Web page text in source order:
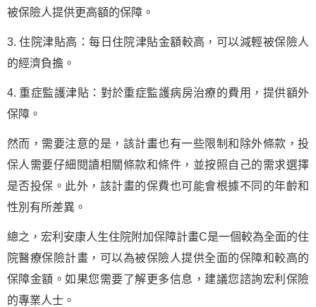
被保險人提供更高額的保障。
3. 住院津貼高：每日住院津貼金額較高，可以減輕被保險人
的經濟負擔。
4. 重症監護津貼：對於重症監護病房治療的費用，提供額外
保障。
然而，需要注意的是，該計畫也有一些限制和除外條款，投
保人需要仔細閱讀相關條款和條件，並按照自己的需求選擇
是否投保。此外，該計畫的保費也可能會根據不同的年齡和
性別有所差異。
總之，宏利安康人生住院附加保障計畫C是一個較為全面的住
院醫療保險計畫，可以為被保險人提供全面的保障和較高的
保障金額。如果您需要了解更多信息，建議您諮詢宏利保險
的專業人士。